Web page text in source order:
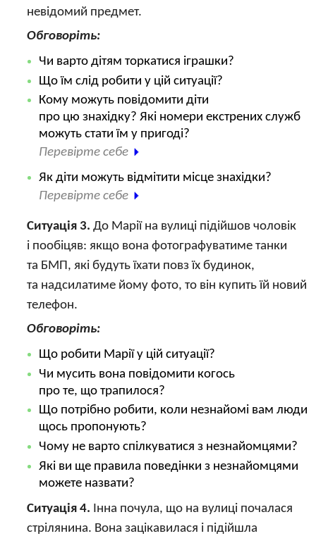
невідомий предмет.
Обговоріть:
Чи варто дітям торкатися іграшки?
Що їм слід робити у цій ситуації?
Кому можуть повідомити діти
про цю знахідку? Які номери екстрених служб
можуть стати їм у пригоді?
Перевірте себе
Як діти можуть відмітити місце знахідки?
Перевірте себе
Ситуація 3. До Марії на вулиці підійшов чоловік
і пообіцяв: якщо вона фотографуватиме танки
та БМП, які будуть їхати повз їх будинок,
та надсилатиме йому фото, то він купить їй новий
телефон.
Обговоріть:
Що робити Марії у цій ситуації?
Чи мусить вона повідомити когось
про те, що трапилося?
Що потрібно робити, коли незнайомі вам люди
щось пропонують?
Чому не варто спілкуватися з незнайомцями?
Які ви ще правила поведінки з незнайомцями
можете назвати?
Ситуація 4. Інна почула, що на вулиці почалася
стрілянина. Вона зацікавилася і підійшла